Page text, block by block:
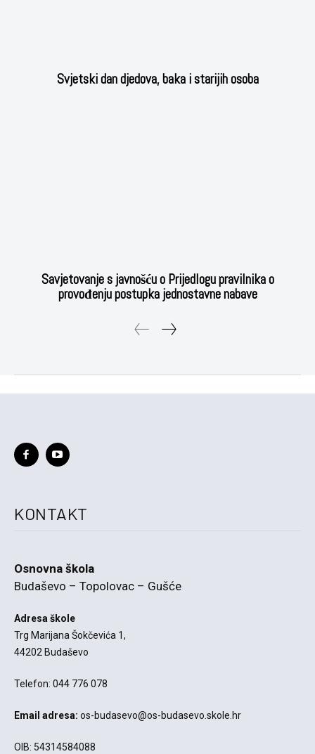
Svjetski dan djedova, baka i starijih osoba
Savjetovanje s javnošću o Prijedlogu pravilnika o
provođenju postupka jednostavne nabave
KONTAKT
Osnovna škola
Budaševo – Topolovac – Gušće
Adresa škole
Trg Marijana Šokčevića 1,
44202 Budaševo
Telefon: 044 776 078
Email adresa: os-budasevo@os-budasevo.skole.hr
OIB: 54314584088